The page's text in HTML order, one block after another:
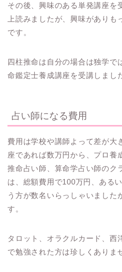
その後、興味のある単発講座を
上読みましたが、興味がありも
です。
四柱推命は自分の場合は独学で
命鑑定士養成講座を受講しまし
占い師になる費用
費用は学校や講師よって差が大
座であれば数万円から、プロ養
推命占い師、算命学占い師のク
は、総額費用で100万円、ある
う方が数名いらっしゃいました
す。
タロット、オラクルカード、西
で勉強された方は珍しくありま